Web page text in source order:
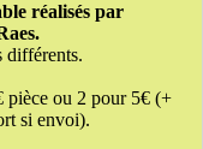
réalisés par
différents.
pièce ou 2 pour 5€ (+
si envoi).